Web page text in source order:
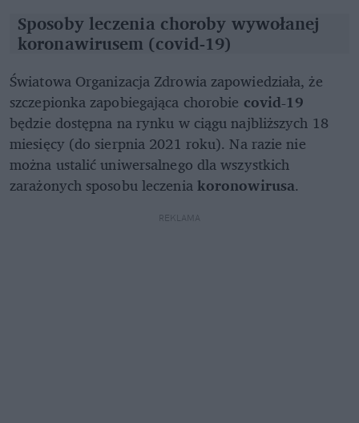
Sposoby leczenia choroby wywołanej
koronawirusem (covid-19)
Światowa Organizacja Zdrowia zapowiedziała, że
szczepionka zapobiegająca chorobie covid-19
będzie dostępna na rynku w ciągu najbliższych 18
miesięcy (do sierpnia 2021 roku). Na razie nie
można ustalić uniwersalnego dla wszystkich
zarażonych sposobu leczeniakoronowirusa.
REKLAMA